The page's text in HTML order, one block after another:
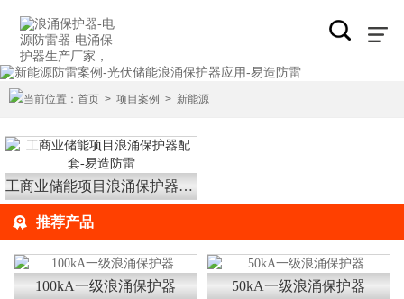
当前位置： 首页 > 项目案例 > 新能源
工商业储能项目浪涌保护器配套-易造防雷
推荐产品
100kA一级浪涌保护器 50kA一级浪涌保护器